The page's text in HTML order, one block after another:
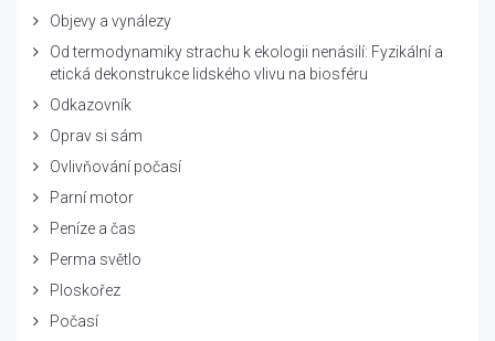
Objevy a vynálezy
Od termodynamiky strachu k ekologii nenásilí: Fyzikální a
etická dekonstrukce lidského vlivu na biosféru
Odkazovník
Oprav si sám
Ovlivňování počasí
Parní motor
Peníze a čas
Perma světlo
Ploskořez
Počasí